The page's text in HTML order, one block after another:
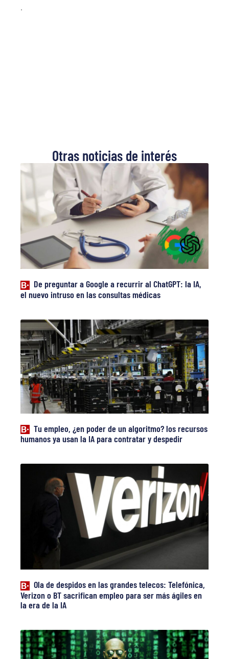
.
Otras noticias de interés
De preguntar a Google a recurrir al ChatGPT: la IA,
el nuevo intruso en las consultas médicas
Tu empleo, ¿en poder de un algoritmo? los recursos
humanos ya usan la IA para contratar y despedir
Ola de despidos en las grandes telecos: Telefónica,
Verizon o BT sacrifican empleo para ser más ágiles en
la era de la IA